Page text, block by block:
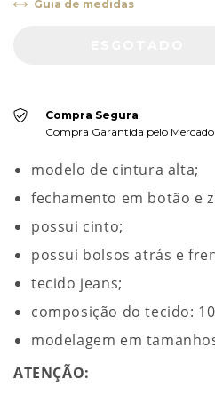
Guia de medidas
Compra Segura
Compra Garantida pelo
modelo de cintura alta;
fechamento em botão e
possui cinto;
possui bolsos atrás e
tecido jeans;
composição do tecido:
modelagem em
ATENÇÃO: